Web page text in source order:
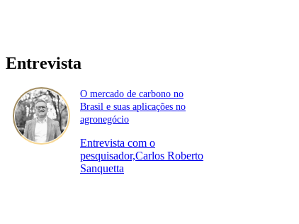
Entrevista
O mercado de carbono no
Brasil e suas aplicações no
agronegócio
Entrevista com o
pesquisador,Carlos Roberto
Sanquetta